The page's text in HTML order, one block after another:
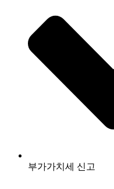
부가가치세 신고